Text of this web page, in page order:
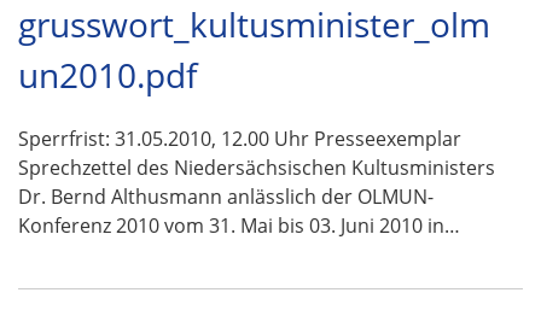
grusswort_kultusminister_olm
un2010.pdf
Sperrfrist: 31.05.2010, 12.00 Uhr Presseexemplar
Sprechzettel des Niedersächsischen Kultusministers
Dr. Bernd Althusmann anlässlich der OLMUN-
Konferenz 2010 vom 31. Mai bis 03. Juni 2010 in…